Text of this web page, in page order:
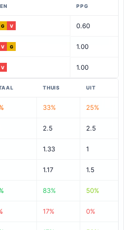
PPG
G V 0.60
V G 1.00
V 1.00
THUIS UIT
33% 25%
2.5 2.5
1.33 1
1.17 1.5
83% 50%
17% 0%